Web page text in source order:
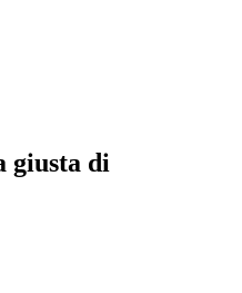
giusta di